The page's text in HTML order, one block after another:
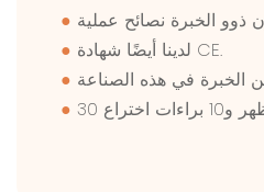
●
●
لدينا أيضًا شهادة CE.
●
●